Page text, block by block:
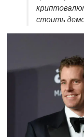
стоить